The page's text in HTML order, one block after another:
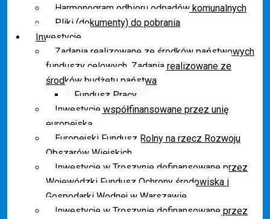
Harmonogram odbioru odpadów komunalnych
Pliki (dokumenty) do pobrania
Inwestycje
Zadania realizowane ze środków państwowych
funduszy celowych. Zadania realizowane ze
środków budżetu państwa
Fundusz Pracy
Inwestycje współfinansowane przez unię
europejską
Europejski Fundusz Rolny na rzecz Rozwoju
Obszarów Wiejskich
Inwestycje w Troszynie dofinansowane przez
Wojewódzki Fundusz Ochrony środowiska i
Gospodarki Wodnej w Warszawie
Inwestycje w Troszynie dofinansowane przez